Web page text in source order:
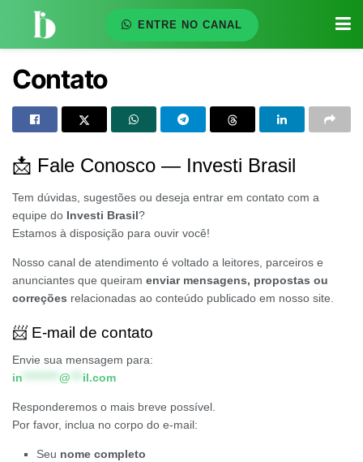
ENTRE NO CANAL
Contato
📩 Fale Conosco — Investi Brasil
Tem dúvidas, sugestões ou deseja entrar em contato com a
equipe do Investi Brasil?
Estamos à disposição para ouvir você!
Nosso canal de atendimento é voltado a leitores, parceiros e
anunciantes que queiram enviar mensagens, propostas ou
correções relacionadas ao conteúdo publicado em nosso site.
📨 E-mail de contato
Envie sua mensagem para:
in
@ il.com
Responderemos o mais breve possível.
Por favor, inclua no corpo do e-mail:
Seu nome completo